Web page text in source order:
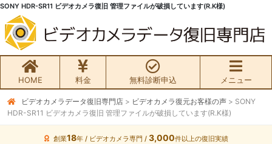
SONY HDR-SR11 ビデオカメラ復旧 管理ファイルが破損しています(R.K様)
HOME 料金 無料診断申込 メニュー
無料初期診断お申込み
ビデオカメラ データ復旧HOME
ビデオカメラデータ復旧専門店 > ビデオカメラ復元お客様の声 > SONY
HDR-SR11 ビデオカメラ復旧 管理ファイルが破損しています(R.K様)
創業18年 / ビデオカメラ専門 / 3,000件以上の復旧実績